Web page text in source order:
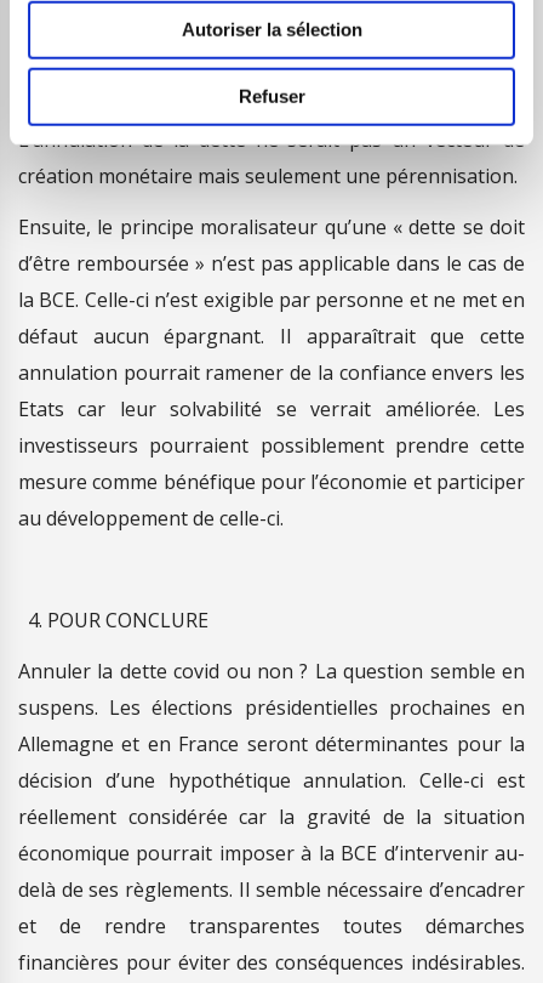
Autoriser la sélection
Refuser
aurait pas de risque d’inflation. Celle-ci a disparu, la
liquidité mondiale est énorme et le risque de déflation
serait plus probable que celui de l’inflation.
L’annulation de la dette ne serait pas un vecteur de
création monétaire mais seulement une pérennisation.
Ensuite, le principe moralisateur qu’une « dette se doit
d’être remboursée » n’est pas applicable dans le cas de
la BCE. Celle-ci n’est exigible par personne et ne met en
défaut aucun épargnant. Il apparaîtrait que cette
annulation pourrait ramener de la confiance envers les
Etats car leur solvabilité se verrait améliorée. Les
investisseurs pourraient possiblement prendre cette
mesure comme bénéfique pour l’économie et participer
au développement de celle-ci.
POUR CONCLURE
Annuler la dette covid ou non ? La question semble en
suspens. Les élections présidentielles prochaines en
Allemagne et en France seront déterminantes pour la
décision d’une hypothétique annulation. Celle-ci est
réellement considérée car la gravité de la situation
économique pourrait imposer à la BCE d’intervenir au-
delà de ses règlements. Il semble nécessaire d’encadrer
et de rendre transparentes toutes démarches
financières pour éviter des conséquences indésirables.